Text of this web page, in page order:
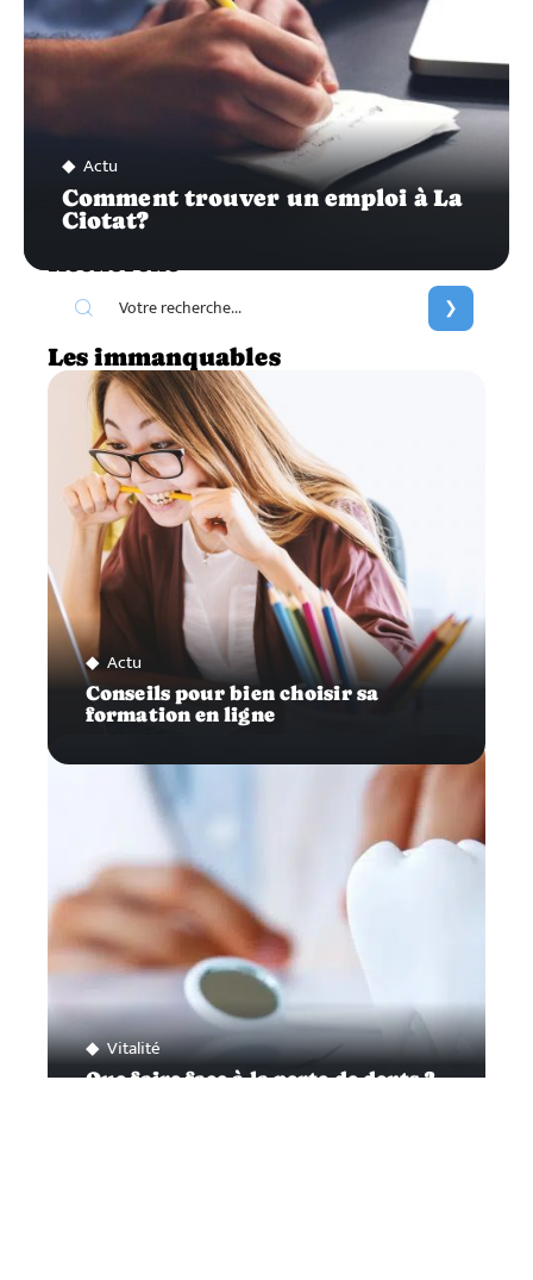
Actu
Comment trouver un emploi à La
Ciotat?
Les immanquables
Actu
Conseils pour bien choisir sa
formation en ligne
Vitalité
Que faire face à la perte de dents ?